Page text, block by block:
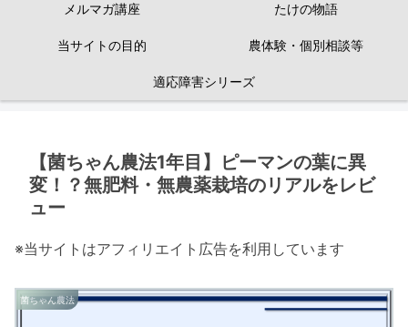
メルマガ講座 たけの物語
当サイトの目的 農体験・個別相談等
適応障害シリーズ
【菌ちゃん農法1年目】ピーマンの葉に異
変！？無肥料・無農薬栽培のリアルをレビ
ュー
※当サイトはアフィリエイト広告を利用しています
菌ちゃん農法